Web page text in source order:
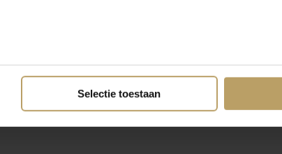
Selectie toestaan